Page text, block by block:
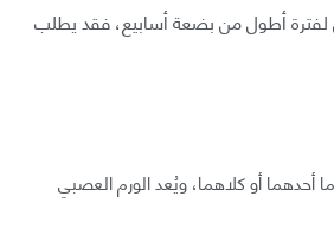
لفترة أطول من بضعة أسابيع، فقد يطلب
أو كلاهما، ويُعد الورم العصبي